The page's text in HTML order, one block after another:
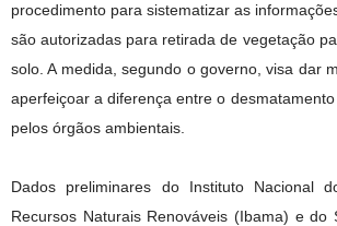
procedimento para sistematizar as
são autorizadas para retirada de vegetação
solo. A medida, segundo o governo, visa dar
aperfeiçoar a diferença entre o
pelos órgãos ambientais.
Dados preliminares do Instituto Nacional
Recursos Naturais Renováveis (Ibama) e do